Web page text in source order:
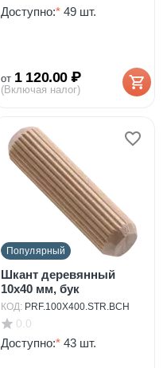
Доступно:* 49 шт.
от 1 120.00 ₽
(Включая налог)
Популярный
Шкант деревянный
10х40 мм, бук
КОД: PRF.100X400.STR.BCH
0.0
Доступно:* 43 шт.